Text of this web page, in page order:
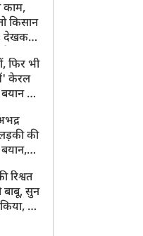
काम,
किसान
देखकर
फिर भी
केरल
की
की
रिश्वत
बाबू, सुन
वो